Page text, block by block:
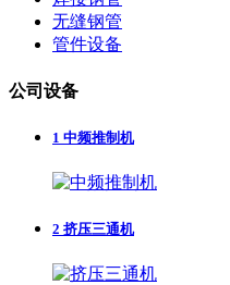
无缝钢管
管件设备
公司设备
1 中频推制机
2 挤压三通机